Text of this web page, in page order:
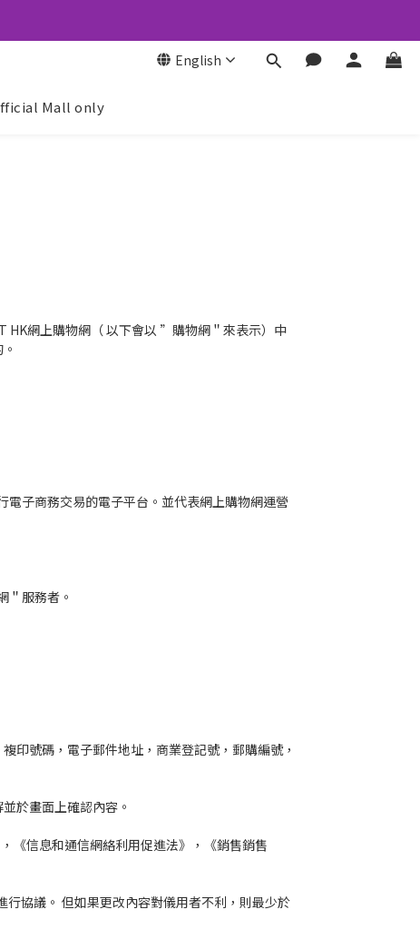
English
Mall only
HK網上購物網（ 以下會以 ”購物網＂來表示）中
子商務交易的電子平台。並代表網上購物網運營
服務者。
印號碼，電子郵件地址，商業登記號，郵購編號，
於畫面上確認內容。
《信息和通信網絡利用促進法》，《銷售銷售
協議。 但如果更改內容對儀用者不利，則最少於